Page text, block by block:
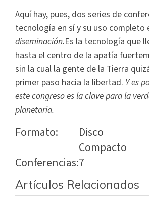
Aquí hay, pues, dos series de
tecnología en sí y su uso completo
diseminación.Es la tecnología que
hasta el centro de la apatía
sin la cual la gente de la Tierra
primer paso hacia la libertad. Y es
este congreso es la clave para la
planetaria.
Formato:
Disco
Compacto
Conferencias:7
Artículos Relacionados